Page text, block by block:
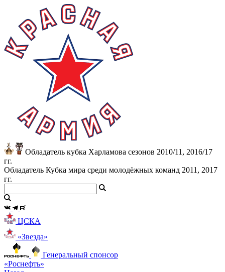
Обладатель кубка Харламова сезонов 2010/11, 2016/17
гг.
Обладатель Кубка мира среди молодёжных команд 2011, 2017
гг.
ЦСКА
«Звезда»
Генеральный спонсор
«Роснефть»